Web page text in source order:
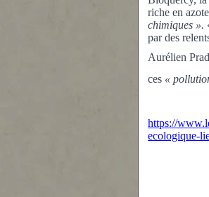
riche en
chimiques ».
par des
Aurélien
ces «
https://
ecologique-